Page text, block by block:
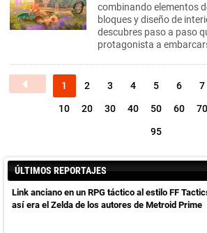
combinando elementos
bloques y diseño de
descubres paso a paso
protagonista a
1 2 3 4 5 6 7
10 20 30 40 50 60 70
95
ÚLTIMOS REPORTAJES
Link anciano en un RPG táctico al estilo FF
así era el Zelda de los autores de Metroid Prime